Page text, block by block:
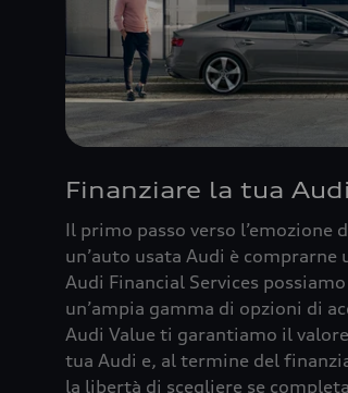
Finanziare la tua Audi
Il primo passo verso l’emozione
un’auto usata Audi è comprarne
Audi Financial Services
un’ampia gamma di opzioni di
Audi Value ti garantiamo il
tua Audi e, al termine del
la libertà di scegliere se